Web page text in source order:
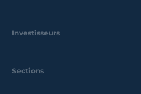
Investisseurs
Sections